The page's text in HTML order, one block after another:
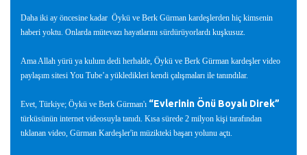
Daha iki ay öncesine kadar Öykü ve Berk Gürman kardeşlerden hiç kimsenin
haberi yoktu. Onlarda mütevazı hayatlarını sürdürüyorlardı kuşkusuz.
Ama Allah yürü ya kulum dedi herhalde, Öykü ve Berk Gürman kardeşler video
paylaşım sitesi You Tube’a yükledikleri kendi çalışmaları ile tanındılar.
Evet, Türkiye; Öykü ve Berk Gürman'ı “Evlerinin Önü Boyalı Direk”
türküsünün internet videosuyla tanıdı. Kısa sürede 2 milyon kişi tarafından
tıklanan video, Gürman Kardeşler'in müzikteki başarı yolunu açtı.